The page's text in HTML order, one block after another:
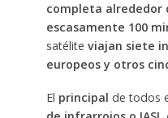
completa alrededor
escasamente 100
satélite viajan siete
europeos y otros
El principal de todos